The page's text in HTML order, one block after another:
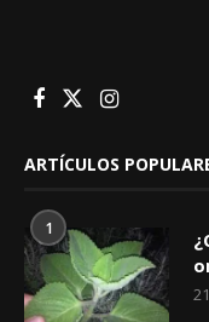
ARTÍCULOS
1